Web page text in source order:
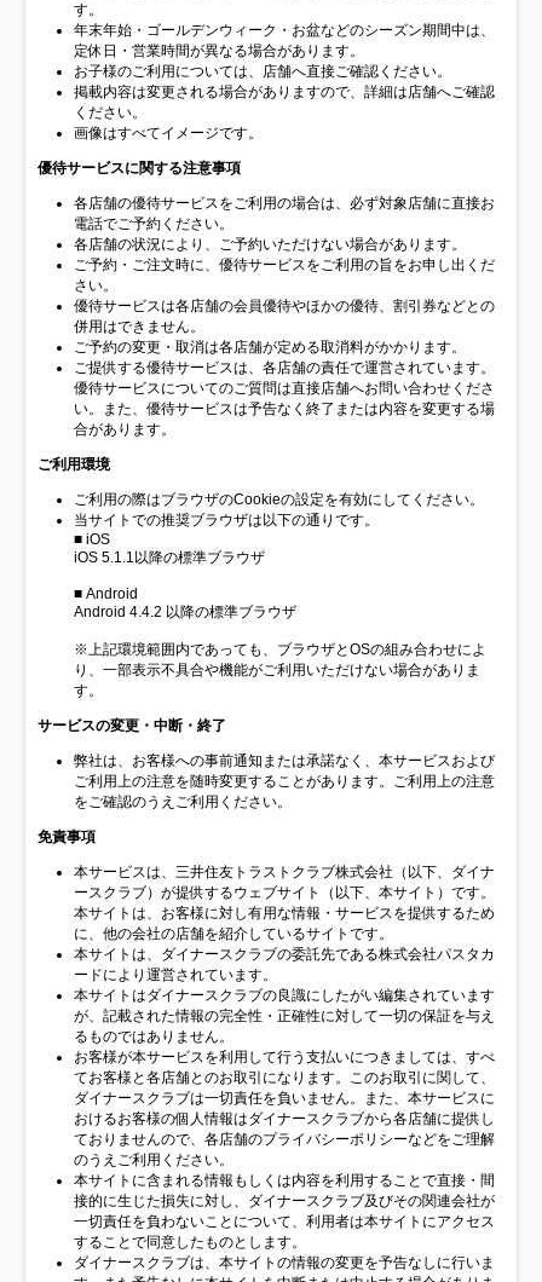
す。
年末年始・ゴールデンウィーク・お盆などのシーズン期間中は、
定休日・営業時間が異なる場合があります。
お子様のご利用については、店舗へ直接ご確認ください。
掲載内容は変更される場合がありますので、詳細は店舗へご確認
ください。
画像はすべてイメージです。
優待サービスに関する注意事項
各店舗の優待サービスをご利用の場合は、必ず対象店舗に直接お
電話でご予約ください。
各店舗の状況により、ご予約いただけない場合があります。
ご予約・ご注文時に、優待サービスをご利用の旨をお申し出くだ
さい。
優待サービスは各店舗の会員優待やほかの優待、割引券などとの
併用はできません。
ご予約の変更・取消は各店舗が定める取消料がかかります。
ご提供する優待サービスは、各店舗の責任で運営されています。
優待サービスについてのご質問は直接店舗へお問い合わせくださ
い。また、優待サービスは予告なく終了または内容を変更する場
合があります。
ご利用環境
ご利用の際はブラウザのCookieの設定を有効にしてください。
当サイトでの推奨ブラウザは以下の通りです。
■ iOS
iOS 5.1.1以降の標準ブラウザ
■ Android
Android 4.4.2 以降の標準ブラウザ
※上記環境範囲内であっても、ブラウザとOSの組み合わせによ
り、一部表示不具合や機能がご利用いただけない場合がありま
す。
サービスの変更・中断・終了
弊社は、お客様への事前通知または承諾なく、本サービスおよび
ご利用上の注意を随時変更することがあります。ご利用上の注意
をご確認のうえご利用ください。
免責事項
本サービスは、三井住友トラストクラブ株式会社（以下、ダイナ
ースクラブ）が提供するウェブサイト（以下、本サイト）です。
本サイトは、お客様に対し有用な情報・サービスを提供するため
に、他の会社の店舗を紹介しているサイトです。
本サイトは、ダイナースクラブの委託先である株式会社パスタカ
ードにより運営されています。
本サイトはダイナースクラブの良識にしたがい編集されています
が、記載された情報の完全性・正確性に対して一切の保証を与え
るものではありません。
お客様が本サービスを利用して行う支払いにつきましては、すべ
てお客様と各店舗とのお取引になります。このお取引に関して、
ダイナースクラブは一切責任を負いません。また、本サービスに
おけるお客様の個人情報はダイナースクラブから各店舗に提供し
ておりませんので、各店舗のプライバシーポリシーなどをご理解
のうえご利用ください。
本サイトに含まれる情報もしくは内容を利用することで直接・間
接的に生じた損失に対し、ダイナースクラブ及びその関連会社が
一切責任を負わないことについて、利用者は本サイトにアクセス
することで同意したものとします。
ダイナースクラブは、本サイトの情報の変更を予告なしに行いま